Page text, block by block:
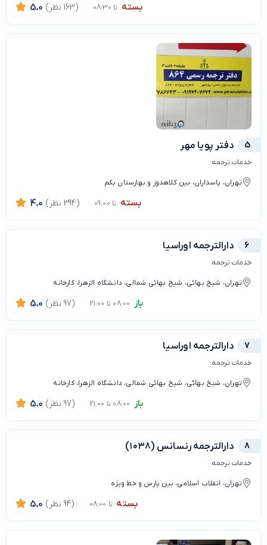
بسته تا 08:30 5.0 (163 نظر)
5 دفتر پویا مهر
خدمات ترجمه
تهران، پاسداران، بین کلاهدوز و بهارستان یکم
بسته تا 09:00 4.0 (394 نظر)
6 دارالترجمه اوراسیا
خدمات ترجمه
تهران، شیخ بهائی، شیخ بهائی شمالی، دانشگاه الزهرا، کارخانه
باز 5.0 (97 نظر)
7 دارالترجمه اوراسیا
خدمات ترجمه
تهران، شیخ بهائی، شیخ بهائی شمالی، دانشگاه الزهرا، کارخانه
باز 5.0 (97 نظر)
8 دارالترجمه رنسانس (۱۰۳۸)
خدمات ترجمه
تهران، انقلاب اسلامی، بین پارس و خط ویژه
بسته تا 08:00 5.0 (94 نظر)